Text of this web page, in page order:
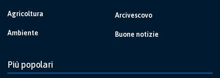
Agricoltura
Ambiente
Arcivescovo
Buone notizie
Più popolari